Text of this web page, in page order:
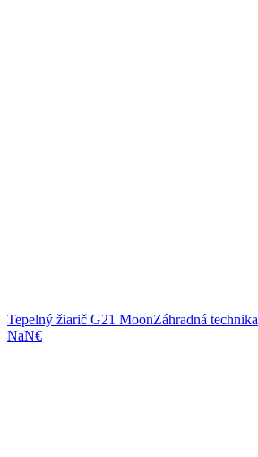
Tepelný žiarič G21 MoonZáhradná technika
NaN€